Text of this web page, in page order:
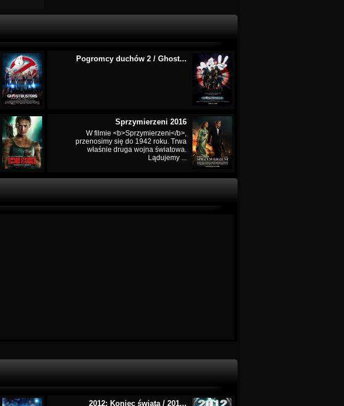
Pogromcy duchów 2 / Ghost...
Sprzymierzeni 2016
W filmie <b>Sprzymierzeni</b>,
przenosimy się do 1942 roku. Trwa
właśnie druga wojna światowa.
Lądujemy ...
2012: Koniec świata / 201...